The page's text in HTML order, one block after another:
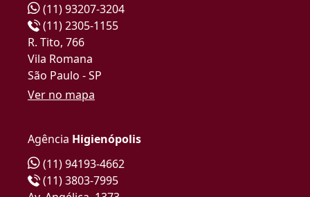
(11) 93207-3204
(11) 2305-1155
R. Tito, 766
Vila Romana
São Paulo - SP
Ver no mapa
Agência Higienópolis
(11) 94193-4662
(11) 3803-7995